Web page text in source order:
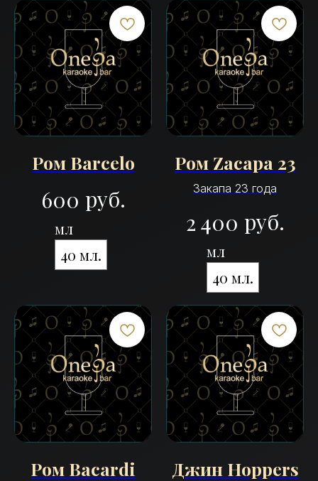
Ром Barcelo
600 руб.
мл
40 мл.
Ром Zacapa 23
Закапа 23 года
2 400 руб.
мл
40 мл.
Ром Bacardi
Джин Hoppers